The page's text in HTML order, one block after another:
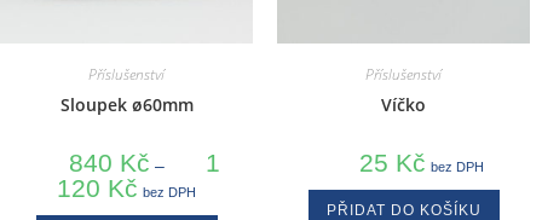
Příslušenství
Sloupek ø60mm
840 Kč –
1
120 Kč bez DPH
Příslušenství
Víčko
25 Kč bez DPH
PŘIDAT DO KOŠÍKU